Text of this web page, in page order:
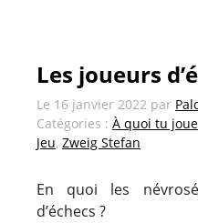
Les joueurs
Le 16 janvier 2022 par
Catégories : À quoi tu
Jeu, Zweig Stefan
En quoi les
d’échecs ?